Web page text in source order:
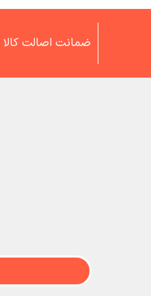
ضمانت اصالت کالا